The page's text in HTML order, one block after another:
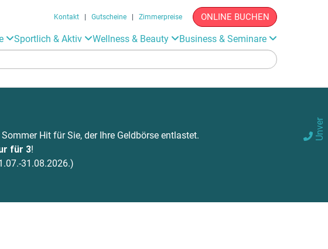
 U
e
r
b
i
n
d
l
i
c
A
r
a
g
Kontakt | Gutscheine | Zimmerpreise ONLINE BUCHEN
Sportlich & Aktiv Wellness & Beauty Business & Seminare
Hit für Sie, der Ihre Geldbörse entlastet.
für 3!
31.08.2026.)